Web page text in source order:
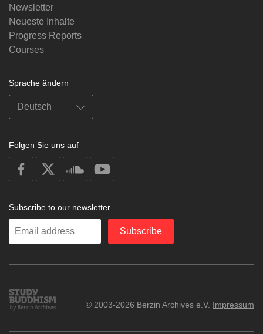
Newsletter
Neueste Inhalte
Progress Reports
Courses
Sprache ändern
Folgen Sie uns auf
on
facebook
soundcloud
Subscribe to our newsletter
Enter
Subscribe
Study
Buddhism
© 2003-2026 Berzin Archives e.V. Impressum